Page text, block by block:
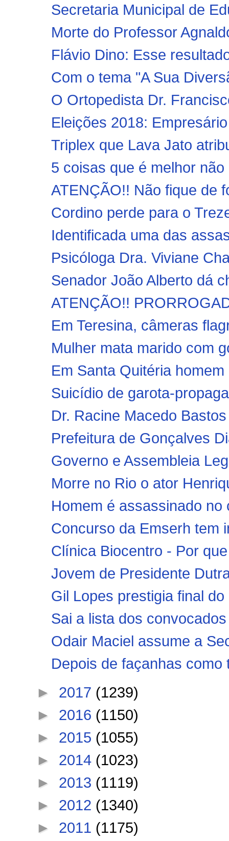
Secretaria Municipal de
Morte do Professor
Flávio Dino: Esse
Com o tema "A Sua
O Ortopedista Dr.
Eleições 2018:
Triplex que Lava Jato
5 coisas que é melhor
ATENÇÃO!! Não fique de
Cordino perde para o
Identificada uma das
Psicóloga Dra. Viviane
Senador João Alberto dá
ATENÇÃO!!
Em Teresina, câmeras
Mulher mata marido com
Em Santa Quitéria
Suicídio de garota-
Dr. Racine Macedo
Prefeitura de Gonçalves
Governo e Assembleia
Morre no Rio o ator
Homem é assassinado
Concurso da Emserh tem
Clínica Biocentro - Por
Jovem de Presidente
Gil Lopes prestigia final
Sai a lista dos
Odair Maciel assume a
Depois de façanhas
► 2017 (1239)
► 2016 (1150)
► 2015 (1055)
► 2014 (1023)
► 2013 (1119)
► 2012 (1340)
► 2011 (1175)